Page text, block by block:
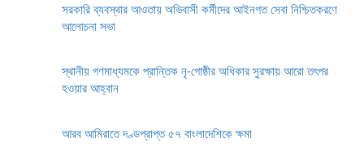
সরকারি ব্যবস্থার আওতায় অভিবাসী কর্মীদের আইনগত সেবা নিশ্চিতকরণে
আলোচনা সভা
স্থানীয় গণমাধ্যমকে প্রান্তিক নৃ-গোষ্ঠীর অধিকার সুরক্ষায় আরো তৎপর
হওয়ার আহ্বান
আরব আমিরাতে দণ্ডপ্রাপ্ত ৫৭ বাংলাদেশিকে ক্ষমা